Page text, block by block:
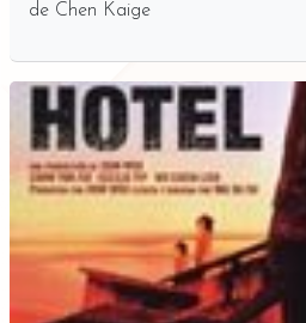
de Chen Kaige